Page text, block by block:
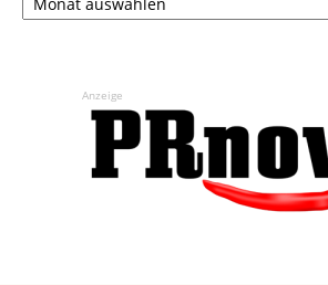
Anzeige